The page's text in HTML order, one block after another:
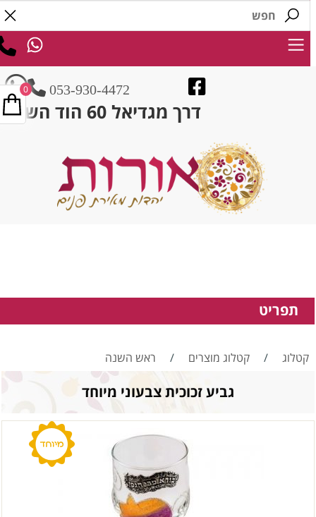
053-930-4472
דרך מגדיאל 60 הוד השרון
תפריט
קטלוג / קטלוג מוצרים / ראש השנה
גביע זכוכית צבעוני מיוחד
0